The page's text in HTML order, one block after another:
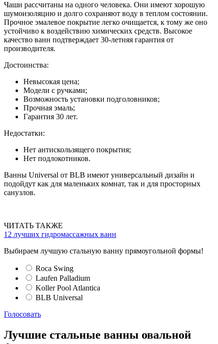
Чаши рассчитаны на одного человека. Они имеют хорошую
шумоизоляцию и долго сохраняют воду в теплом состоянии.
Прочное эмалевое покрытие легко очищается, к тому же оно
устойчиво к воздействию химических средств. Высокое
качество ванн подтверждает 30-летняя гарантия от
производителя.
Достоинства:
Невысокая цена;
Модели с ручками;
Возможность установки подголовников;
Прочная эмаль;
Гарантия 30 лет.
Недостатки:
Нет антискользящего покрытия;
Нет подлокотников.
Ванны Universal от BLB имеют универсальный дизайн и
подойдут как для маленьких комнат, так и для просторных
санузлов.
ЧИТАТЬ ТАКЖЕ
12 лучших гидромассажных ванн
Выбираем лучшую стальную ванну прямоугольной формы!
Roca Swing
Laufen Palladium
Koller Pool Atlantica
BLB Universal
Голосовать
Лучшие стальные ванны овальной